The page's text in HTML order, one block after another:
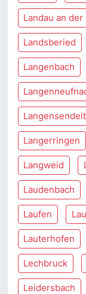
Landau an der
Landsberied
Langenbach
Langerringen
Langweid
Laudenbach
Laufen
Lauterhofen
Lechbruck
Leidersbach